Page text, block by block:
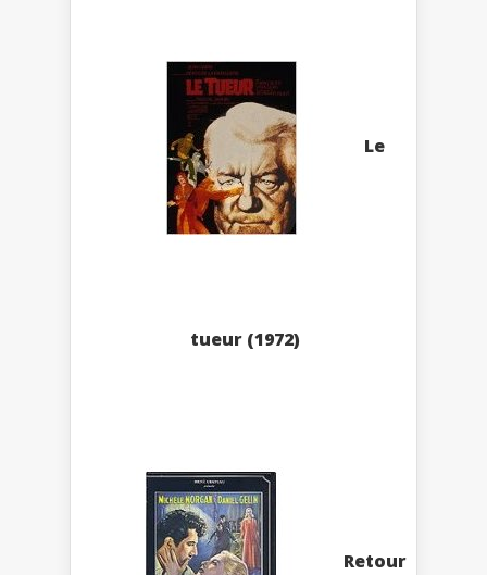
Le
tueur (1972)
Retour